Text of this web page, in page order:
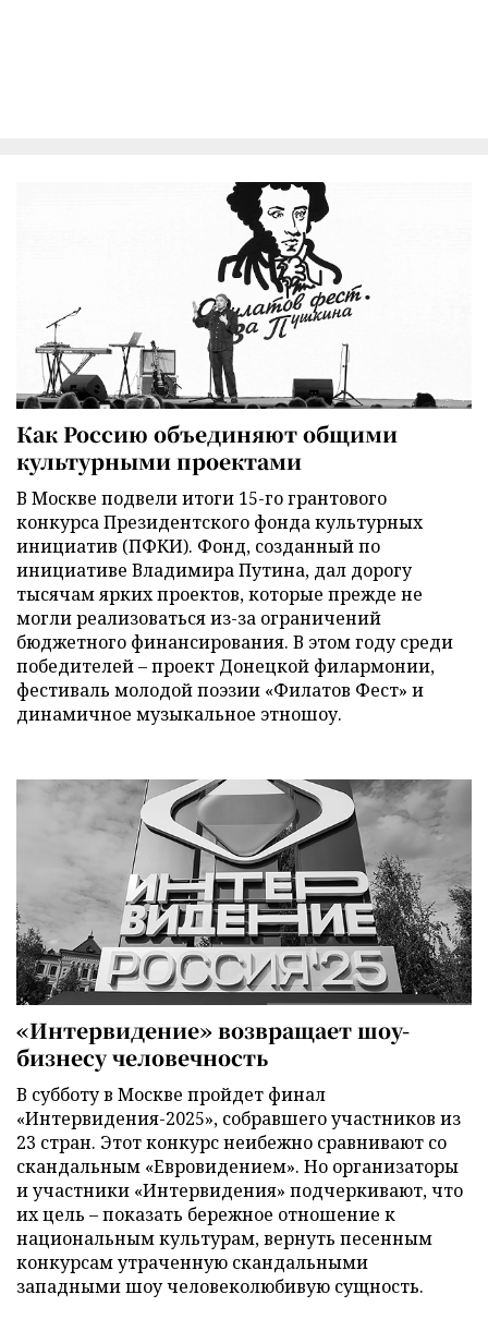
Как Россию объединяют общими
культурными проектами
В Москве подвели итоги 15-го грантового
конкурса Президентского фонда культурных
инициатив (ПФКИ). Фонд, созданный по
инициативе Владимира Путина, дал дорогу
тысячам ярких проектов, которые прежде не
могли реализоваться из-за ограничений
бюджетного финансирования. В этом году среди
победителей – проект Донецкой филармонии,
фестиваль молодой поэзии «Филатов Фест» и
динамичное музыкальное этношоу.
«Интервидение» возвращает шоу-
бизнесу человечность
В субботу в Москве пройдет финал
«Интервидения-2025», собравшего участников из
23 стран. Этот конкурс неибежно сравнивают со
скандальным «Евровидением». Но организаторы
и участники «Интервидения» подчеркивают, что
их цель – показать бережное отношение к
национальным культурам, вернуть песенным
конкурсам утраченную скандальными
западными шоу человеколюбивую сущность.